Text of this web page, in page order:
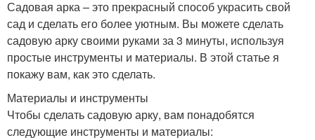
Садовая арка – это прекрасный способ украсить свой
сад и сделать его более уютным. Вы можете сделать
садовую арку своими руками за 3 минуты, используя
простые инструменты и материалы. В этой статье я
покажу вам, как это сделать.
Материалы и инструменты
Чтобы сделать садовую арку, вам понадобятся
следующие инструменты и материалы: